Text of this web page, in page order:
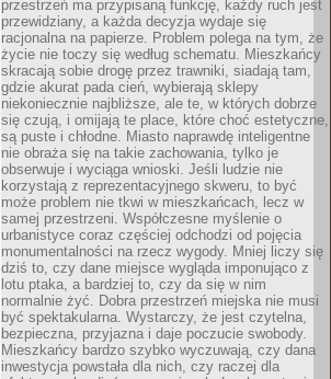
przestrzeń ma przypisaną funkcję, każdy ruch jest
przewidziany, a każda decyzja wydaje się
racjonalna na papierze. Problem polega na tym, że
życie nie toczy się według schematu. Mieszkańcy
skracają sobie drogę przez trawniki, siadają tam,
gdzie akurat pada cień, wybierają sklepy
niekoniecznie najbliższe, ale te, w których dobrze
się czują, i omijają te place, które choć estetyczne,
są puste i chłodne. Miasto naprawdę inteligentne
nie obraża się na takie zachowania, tylko je
obserwuje i wyciąga wnioski. Jeśli ludzie nie
korzystają z reprezentacyjnego skweru, to być
może problem nie tkwi w mieszkańcach, lecz w
samej przestrzeni. Współczesne myślenie o
urbanistyce coraz częściej odchodzi od pojęcia
monumentalności na rzecz wygody. Mniej liczy się
dziś to, czy dane miejsce wygląda imponująco z
lotu ptaka, a bardziej to, czy da się w nim
normalnie żyć. Dobra przestrzeń miejska nie musi
być spektakularna. Wystarczy, że jest czytelna,
bezpieczna, przyjazna i daje poczucie swobody.
Mieszkańcy bardzo szybko wyczuwają, czy dana
inwestycja powstała dla nich, czy raczej dla